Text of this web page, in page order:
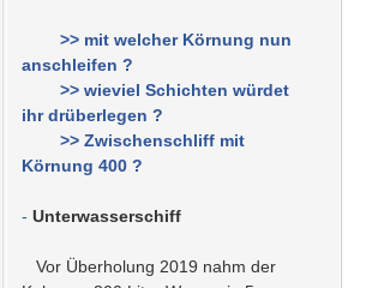
>> mit welcher Körnung nun
anschleifen ?
>> wieviel Schichten würdet
ihr drüberlegen ?
>> Zwischenschliff mit
Körnung 400 ?
- Unterwasserschiff
Vor Überholung 2019 nahm der